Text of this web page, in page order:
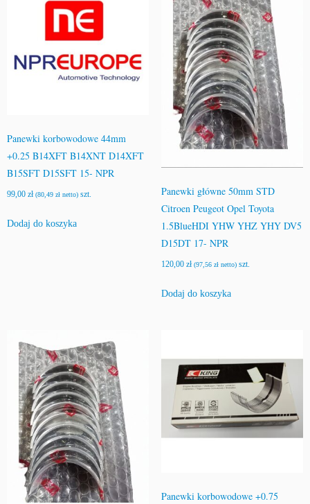
Panewki korbowodowe 44mm
+0.25 B14XFT B14XNT D14XFT
B15SFT D15SFT 15- NPR
99,00 zł (80,49 zł netto) szt.
Dodaj do koszyka
Panewki główne 50mm STD
Citroen Peugeot Opel Toyota
1.5BlueHDI YHW YHZ YHY DV5
D15DT 17- NPR
120,00 zł (97,56 złnetto)szt.
Dodaj do koszyka
Panewki korbowodowe +0.75